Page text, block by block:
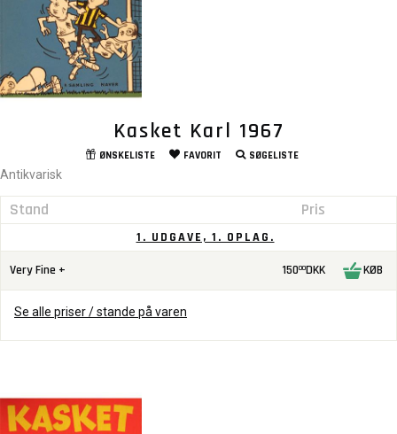
Kasket Karl 1967
ØNSKELISTE FAVORIT SØGELISTE
Antikvarisk
Stand Pris
1. UDGAVE, 1. OPLAG.
Very Fine + 15000DKK KØB
Se alle priser / stande på varen